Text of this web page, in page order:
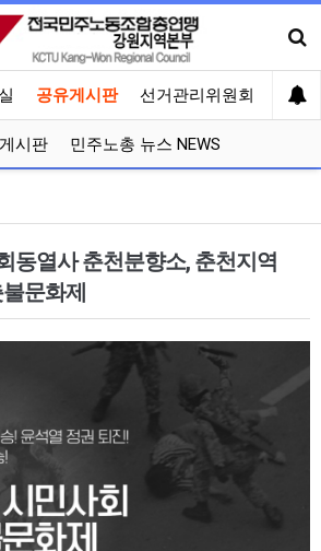
공유게시판 선거관리위원회
시판 민주노총 뉴스 NEWS
동열사 춘천분향소, 춘천지역
문화제